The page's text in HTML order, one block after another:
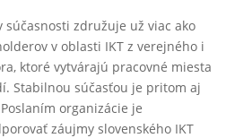
súčasnosti združuje už viac ako
v oblasti IKT z verejného i
ktoré vytvárajú pracovné miesta
Stabilnou súčasťou je pritom aj
organizácie je
záujmy slovenského IKT